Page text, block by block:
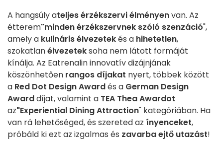
A hangsúly ateljes érzékszervi élményenvan. Az
étterem"minden érzékszervnek szóló szenzáció",
amely a kulináris élvezetekés a hihetetlen,
szokatlanélvezeteksoha nem látott formáját
kínálja. Az Eatrenalin innovatív dizájnjának
köszönhetően rangos díjakat nyert, többek között
a Red Dot Design Awardés a German Design
Awarddíjat, valamint a TEA Thea Awardot
az"Experiential Dining Attraction" kategóriában. Ha
van rá lehetőséged, és szereted az ínyenceket,
próbáld ki ezt az izgalmas és zavarba ejtő utazást!